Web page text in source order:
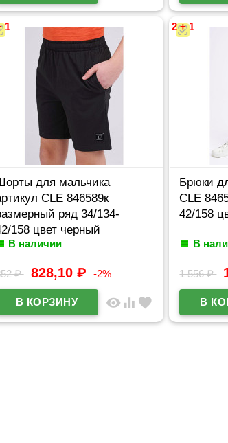
1
для мальчика
CLE 846589к
ряд 34/134-
158 цвет черный
В наличии
₽ 828,10 ₽ -2%
visibility equalizer favorite
2 + 1
Брюки
CLE
42/158
В
1 556₽